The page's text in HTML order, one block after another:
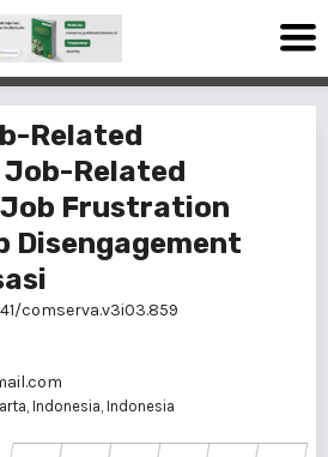
Related
Related
Frustration
Disengagement
comserva.v3i03.859
Indonesia, Indonesia